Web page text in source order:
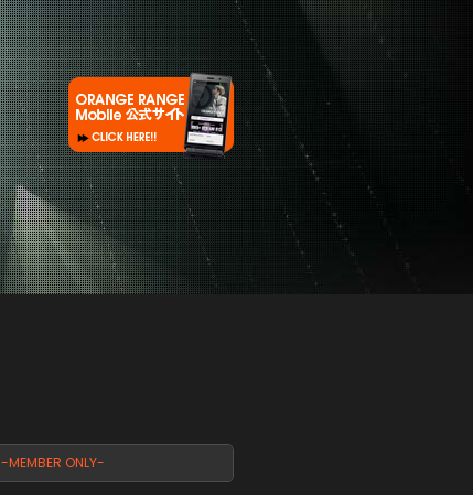
-MEMBER ONLY-